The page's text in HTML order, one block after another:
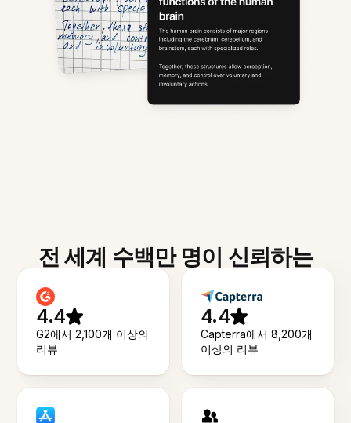
전 세계 수백만 명이 신뢰하는
4.4
G2에서 2,100개 이상의
리뷰
4.4
Capterra에서 8,200개
이상의 리뷰